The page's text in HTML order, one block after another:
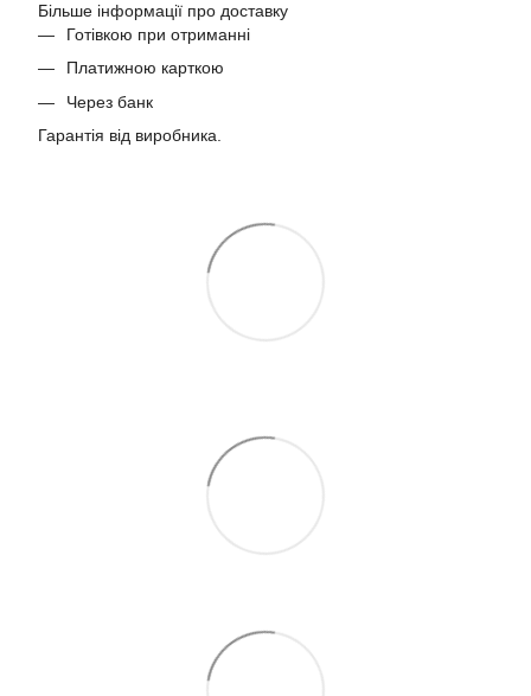
Більше інформації про доставку
Готівкою при отриманні
Платижною карткою
Через банк
Гарантія від виробника.